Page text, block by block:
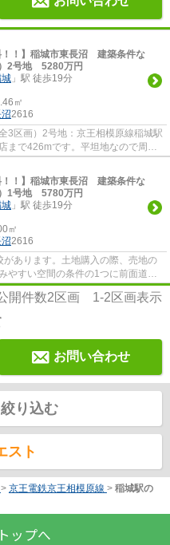
！！】稲城市東長沼 建築条件な
2号地 5280万円
」駅 徒歩19分
㎡
2616
区画）2号地：京王相模原線稲城駅
まで426mです。平坦地なので周辺
が少な...
！！】稲城市東長沼 建築条件な
1号地 5780万円
」駅 徒歩19分
㎡
2616
あります。土地購入の際、売地の
やすい空間の条件の1つに前面道路
不動産...
開件数2区画 1-2区画表示
お問い合わせ
り込む
スト
> 京王電鉄京王相模原線 > 稲城駅の
ップへ